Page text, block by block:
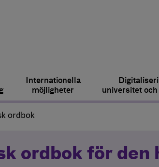
Internationella
möjligheter
universitet och
ordbok
ordbok för den